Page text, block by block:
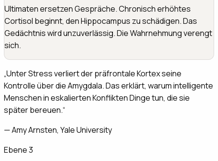
Ultimaten ersetzen Gespräche. Chronisch erhöhtes
Cortisol beginnt, den Hippocampus zu schädigen. Das
Gedächtnis wird unzuverlässig. Die Wahrnehmung verengt
sich.
„Unter Stress verliert der präfrontale Kortex seine
Kontrolle über die Amygdala. Das erklärt, warum intelligente
Menschen in eskalierten Konflikten Dinge tun, die sie
später bereuen.“
—Amy Arnsten, Yale University
Ebene 3